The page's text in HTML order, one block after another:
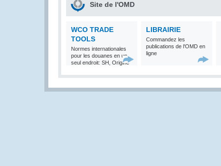
Site de l'OMD
WCO TRADE
TOOLS
Normes internationales
pour les douanes en un
seul endroit: SH, Origine
LIBRAIRIE
Commandez les
publications de l'OMD en
ligne